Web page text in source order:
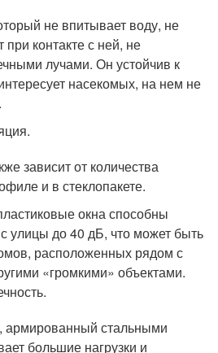
не впитывает воду, не
при контакте с ней, не
лучами. Он устойчив к
насекомых, на нем не
зависит от количества
и в стеклопакете.
окна способны
улицы до 40 дБ, что может быть
расположенных рядом с
«громкими» объектами.
армированный стальными
большие нагрузки и